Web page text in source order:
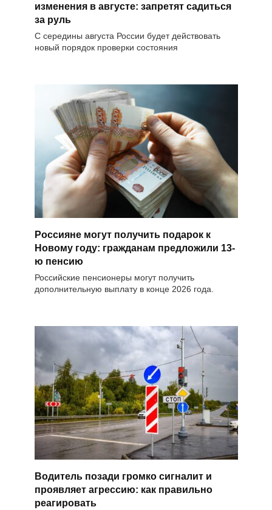
изменения в августе: запретят садиться
за руль
С середины августа России будет действовать
новый порядок проверки состояния
Россияне могут получить подарок к
Новому году: гражданам предложили 13-
ю пенсию
Российские пенсионеры могут получить
дополнительную выплату в конце 2026 года.
Водитель позади громко сигналит и
проявляет агрессию: как правильно
реагировать